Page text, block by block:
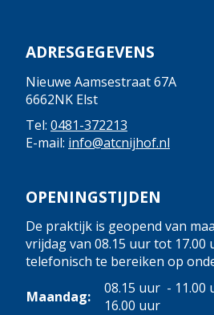
ADRESGEGEVENS
Nieuwe Aamsestraat 67A
6662NK Elst
Tel: 0481-372213
E-mail: info@atcnijhof.nl
OPENINGSTIJDEN
De praktijk is geopend van
vrijdag van 08.15 uur tot 17.00
telefonisch te bereiken op
Maandag:
08.15 uur - 11.00
16.00 uur